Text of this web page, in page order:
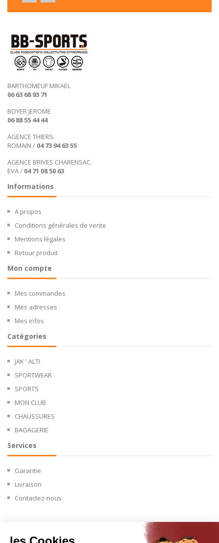
BARTHOMEUF MIKAEL
06 63 68 93 71
BOYER JEROME
06 88 55 44 44
AGENCE THIERS.
ROMAIN / 04 73 94 63 55
AGENCE BRIVES CHARENSAC.
EVA / 04 71 08 50 63
Informations
A propos
Conditions générales de vente
Mentions légales
Retour produit
Mon compte
Mes commandes
Mes adresses
Mes infos
Catégories
JAK ' ALTI
SPORTWEAR
SPORTS
MON CLUB
CHAUSSURES
BAGAGERIE
Services
Garantie
Livraison
Contactez-nous